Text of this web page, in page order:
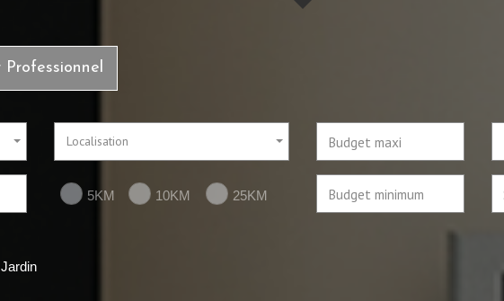
Localisation
5KM 10KM 25KM
Jardin